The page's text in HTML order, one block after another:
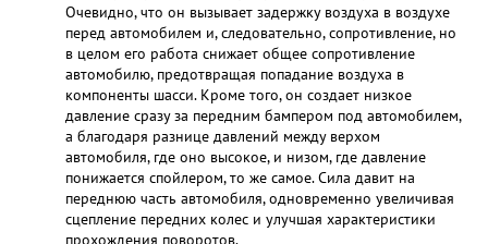
Очевидно, что он вызывает задержку воздуха в воздухе
перед автомобилем и, следовательно, сопротивление, но
в целом его работа снижает общее сопротивление
автомобилю, предотвращая попадание воздуха в
компоненты шасси. Кроме того, он создает низкое
давление сразу за передним бампером под автомобилем,
а благодаря разнице давлений между верхом
автомобиля, где оно высокое, и низом, где давление
понижается спойлером, то же самое. Сила давит на
переднюю часть автомобиля, одновременно увеличивая
сцепление передних колес и улучшая характеристики
прохождения поворотов.